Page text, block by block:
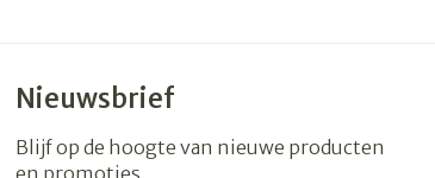
Nieuwsbrief
Blijf op de hoogte van nieuwe producten
en promoties